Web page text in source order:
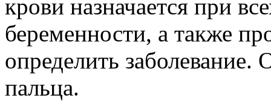
крови назначается при
беременности, а также
определить
пальца.